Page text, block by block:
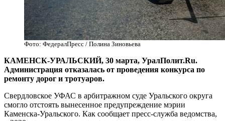
Фото: ФедералПресс / Полина Зиновьева
КАМЕНСК-УРАЛЬСКИЙ, 30 марта, УралПолит.Ru.
Администрация отказалась от проведения конкурса по
ремонту дорог и тротуаров.
Свердловское УФАС в арбитражном суде Уральского округа
смогло отстоять вынесенное предупреждение мэрии
Каменска-Уральского. Как сообщает пресс-служба ведомства,